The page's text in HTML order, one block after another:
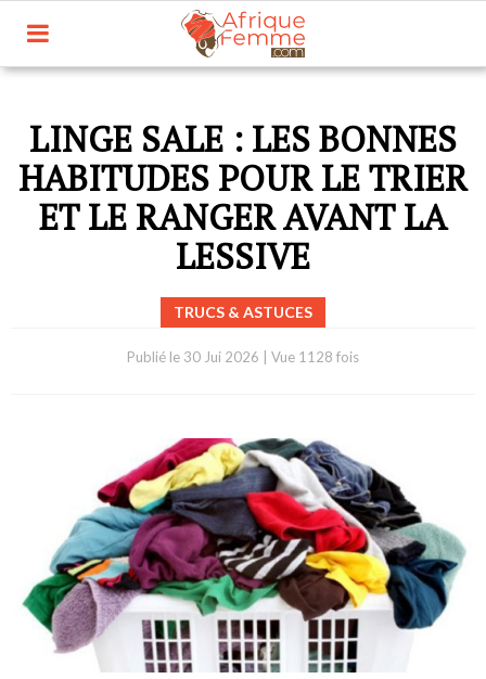
LINGE SALE : LES BONNES
HABITUDES POUR LE TRIER
ET LE RANGER AVANT LA
LESSIVE
TRUCS & ASTUCES
Publié le 30 Jui 2026 Vue 1128 fois